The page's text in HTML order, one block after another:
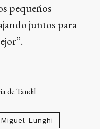
pequeños
juntos para
de Tandil
Lunghi